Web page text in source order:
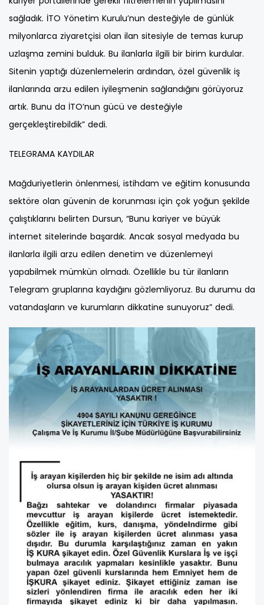
sağladık. İTO Yönetim Kurulu’nun desteğiyle de günlük
milyonlarca ziyaretçisi olan ilan sitesiyle de temas kurup
uzlaşma zemini bulduk. Bu ilanlarla ilgili bir birim kurdular.
Sitenin yaptığı düzenlemelerin ardından, özel güvenlik iş
ilanlarında arzu edilen iyileşmenin sağlandığını görüyoruz
artık. Bunu da İTO’nun gücü ve desteğiyle
gerçekleştirebildik” dedi.
TELEGRAMA KAYDILAR
Mağduriyetlerin önlenmesi, istihdam ve eğitim konusunda
sektöre olan güvenin de korunması için çok yoğun şekilde
çalıştıklarını belirten Dursun, “Bunu kariyer ve büyük
internet sitelerinde başardık. Ancak sosyal medyada bu
ilanlarla ilgili arzu edilen denetim ve düzenlemeyi
yapabilmek mümkün olmadı. Özellikle bu tür ilanların
Telegram gruplarına kaydığını gözlemliyoruz. Bu durumu da
vatandaşların ve kurumların dikkatine sunuyoruz” dedi.